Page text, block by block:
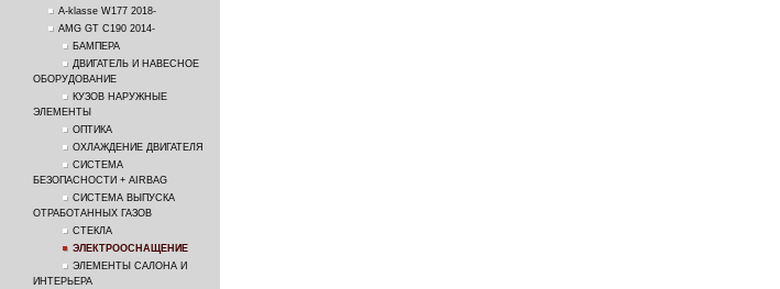
A-klasse W177 2018-
AMG GT C190 2014-
БАМПЕРА
ДВИГАТЕЛЬ И НАВЕСНОЕ
ОБОРУДОВАНИЕ
КУЗОВ НАРУЖНЫЕ
ЭЛЕМЕНТЫ
ОПТИКА
ОХЛАЖДЕНИЕ ДВИГАТЕЛЯ
СИСТЕМА
БЕЗОПАСНОСТИ + AIRBAG
СИСТЕМА ВЫПУСКА
ОТРАБОТАННЫХ ГАЗОВ
СТЕКЛА
ЭЛЕКТРООСНАЩЕНИЕ
ЭЛЕМЕНТЫ САЛОНА И
ИНТЕРЬЕРА